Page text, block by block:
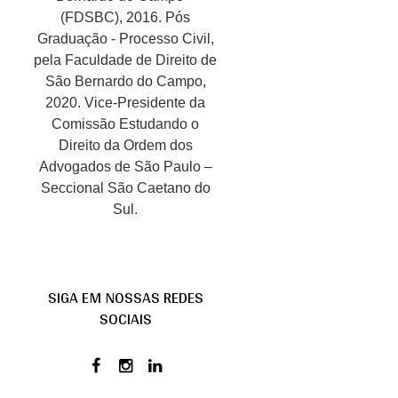
(FDSBC), 2016. Pós
Graduação - Processo Civil,
pela Faculdade de Direito de
São Bernardo do Campo,
2020. Vice-Presidente da
Comissão Estudando o
Direito da Ordem dos
Advogados de São Paulo –
Seccional São Caetano do
Sul.
SIGA EM NOSSAS REDES
SOCIAIS